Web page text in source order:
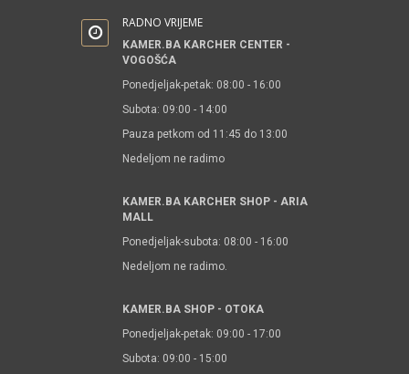
RADNO VRIJEME
KAMER.BA KARCHER CENTER -
VOGOŠĆA
Ponedjeljak-petak: 08:00 - 16:00
Subota: 09:00 - 14:00
Pauza petkom od 11:45 do 13:00
Nedeljom ne radimo
KAMER.BA KARCHER SHOP - ARIA
MALL
Ponedjeljak-subota: 08:00 - 16:00
Nedeljom ne radimo.
KAMER.BA SHOP - OTOKA
Ponedjeljak-petak: 09:00 - 17:00
Subota: 09:00 - 15:00